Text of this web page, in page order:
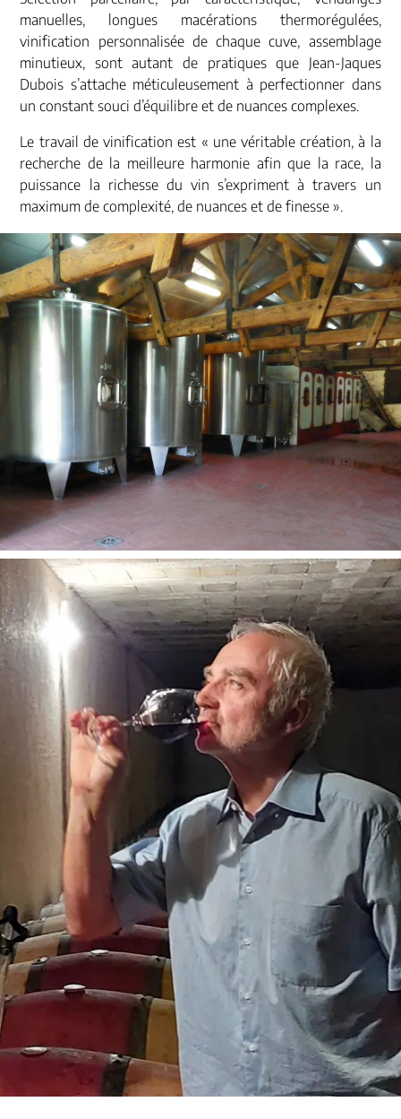
manuelles, longues macérations thermorégulées,
vinification personnalisée de chaque cuve, assemblage
minutieux, sont autant de pratiques que Jean-Jaques
Dubois s’attache méticuleusement à perfectionner dans
un constant souci d’équilibre et de nuances complexes.
Le travail de vinification est « une véritable création, à la
recherche de la meilleure harmonie afin que la race, la
puissance la richesse du vin s’expriment à travers un
maximum de complexité, de nuances et de finesse ».